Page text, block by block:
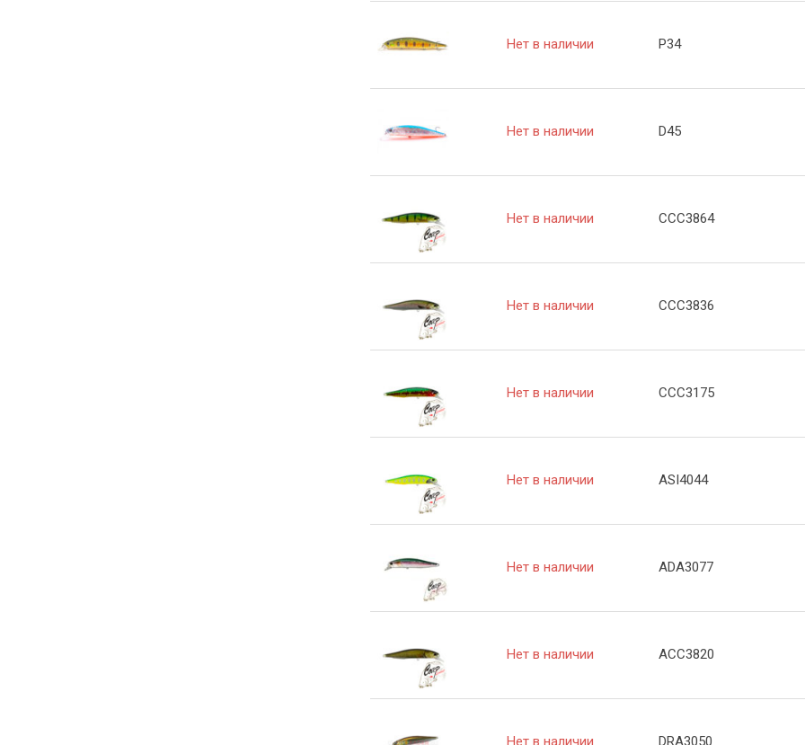
Нет в наличии P34
Нет в наличии D45
Нет в наличии CCC3864
Нет в наличии CCC3836
Нет в наличии CCC3175
Нет в наличии ASI4044
Нет в наличии ADA3077
Нет в наличии ACC3820
Нет в наличии DRA3050